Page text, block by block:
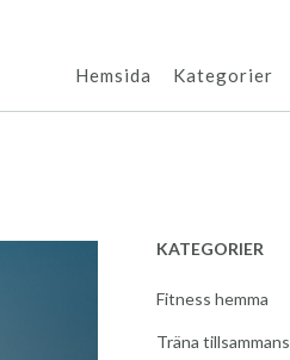
Hemsida Kategorier
KATEGORIER
Fitness hemma
Träna tillsammans